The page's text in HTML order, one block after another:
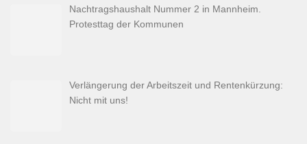
Nachtragshaushalt Nummer 2 in Mannheim.
Protesttag der Kommunen
Verlängerung der Arbeitszeit und Rentenkürzung:
Nicht mit uns!